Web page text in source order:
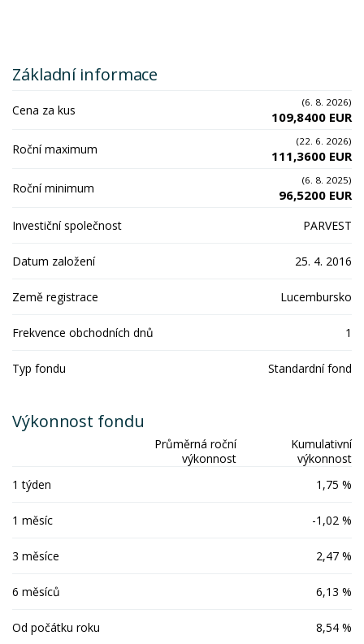
Základní informace
Cena za kus (6. 8. 2026)
109,8400 EUR
Roční maximum (22. 6. 2026)
111,3600 EUR
Roční minimum (6. 8. 2025)
96,5200 EUR
Investiční společnost PARVEST
Datum založení 25. 4. 2016
Země registrace Lucembursko
Frekvence obchodních dnů 1
Typ fondu Standardní fond
Výkonnost fondu
Průměrná roční
výkonnost
Kumulativní
výkonnost
1 týden
1,75 %
1 měsíc -1,02 %
3 měsíce 2,47 %
6 měsíců 6,13 %
Od počátku roku 8,54 %